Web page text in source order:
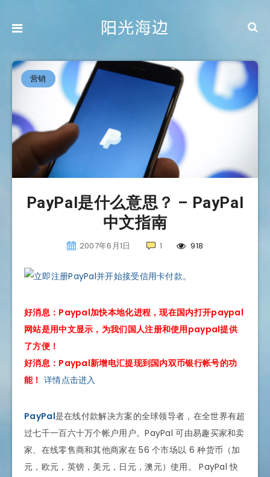
营销
PayPal是什么意思？ – PayPal
中文指南
2007年6月1日 1 918
好消息：Paypal加快本地化进程，现在国内打开paypal
网站是用中文显示，为我们国人注册和使用paypal提供
了方便！
好消息：Paypal新增电汇提现到国内双币银行帐号的功
能！ 详情点击进入
PayPal是在线付款解决方案的全球领导者，在全世界有超
过七千一百六十万个帐户用户。PayPal 可由易趣买家和卖
家、在线零售商和其他商家在 56 个市场以 6 种货币（加
元，欧元，英镑，美元，日元，澳元）使用。 PayPal 快